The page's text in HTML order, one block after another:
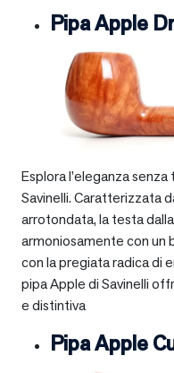
Pipa Apple
Esplora l’eleganza
Savinelli. Caratterizzata
arrotondata, la testa
armoniosamente con un
con la pregiata radica di
pipa Apple di Savinelli
e distintiva
Pipa Apple